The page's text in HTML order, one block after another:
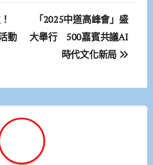
動
「2025中道高峰會」盛
大舉行 500嘉賓共議AI
時代文化新局